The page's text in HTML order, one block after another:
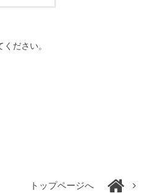
ださい。
トップページへ